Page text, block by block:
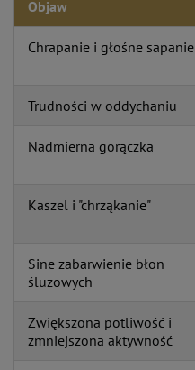
Objaw
Chrapanie i głośne sapanie
Trudności w oddychaniu
Nadmierna gorączka
Kaszel i "chrząkanie"
Sine zabarwienie błon
śluzowych
Zwiększona potliwość i
zmniejszona aktywność